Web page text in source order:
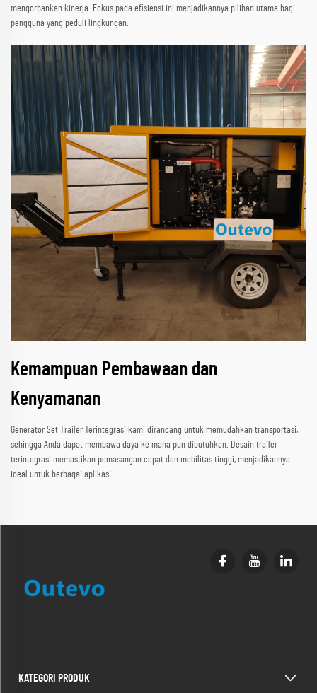
mengorbankan kinerja. Fokus pada efisiensi ini menjadikannya pilihan utama bagi
pengguna yang peduli lingkungan.
Kemampuan Pembawaan dan
Kenyamanan
Generator Set Trailer Terintegrasi kami dirancang untuk memudahkan transportasi,
sehingga Anda dapat membawa daya ke mana pun dibutuhkan. Desain trailer
terintegrasi memastikan pemasangan cepat dan mobilitas tinggi, menjadikannya
ideal untuk berbagai aplikasi.
KATEGORI PRODUK